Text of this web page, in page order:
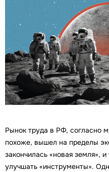
Рынок труда в РФ, согласно
похоже, вышел на пределы
закончилась «новая земля»,
улучшать «инструменты».